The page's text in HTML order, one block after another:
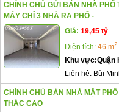
CHÍNH CHỦ GỬI BÁN NHÀ PHỐ
MÁY CHỈ 3 NHÀ RA PHỐ -
Giá: 19,45 tỷ
Diện tích: 46 m2
Khu vực:Quận
Liên hệ: Bùi
CHÍNH CHỦ BÁN NHÀ MẶT
THÁC CAO